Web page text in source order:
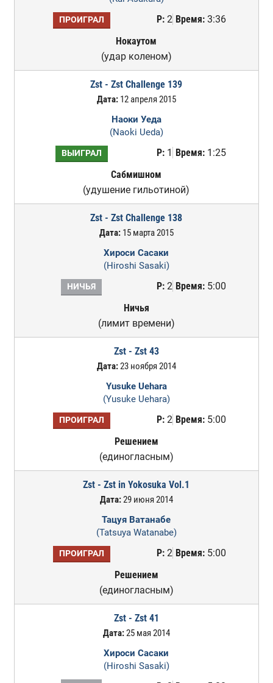
ПРОИГРАЛ Р:2 Время:3:36
Нокаутом
(удар коленом)
Zst - Zst Challenge 139
Дата:12 апреля 2015
Наоки Уеда
(Naoki Ueda)
ВЫИГРАЛ Р:1 Время:1:25
Сабмишном
(удушение гильотиной)
Zst - Zst Challenge 138
Дата:15 марта 2015
Хироси Сасаки
(Hiroshi Sasaki)
НИЧЬЯ Р:2 Время:5:00
Ничья
(лимит времени)
Zst - Zst 43
Дата:23 ноября 2014
Yusuke Uehara
(Yusuke Uehara)
ПРОИГРАЛ Р:2 Время:5:00
Решением
(единогласным)
Zst - Zst in Yokosuka Vol.1
Дата:29 июня 2014
Тацуя Ватанабе
(Tatsuya Watanabe)
ПРОИГРАЛ Р:2 Время:5:00
Решением
(единогласным)
Zst - Zst 41
Дата:25 мая 2014
Хироси Сасаки
(Hiroshi Sasaki)